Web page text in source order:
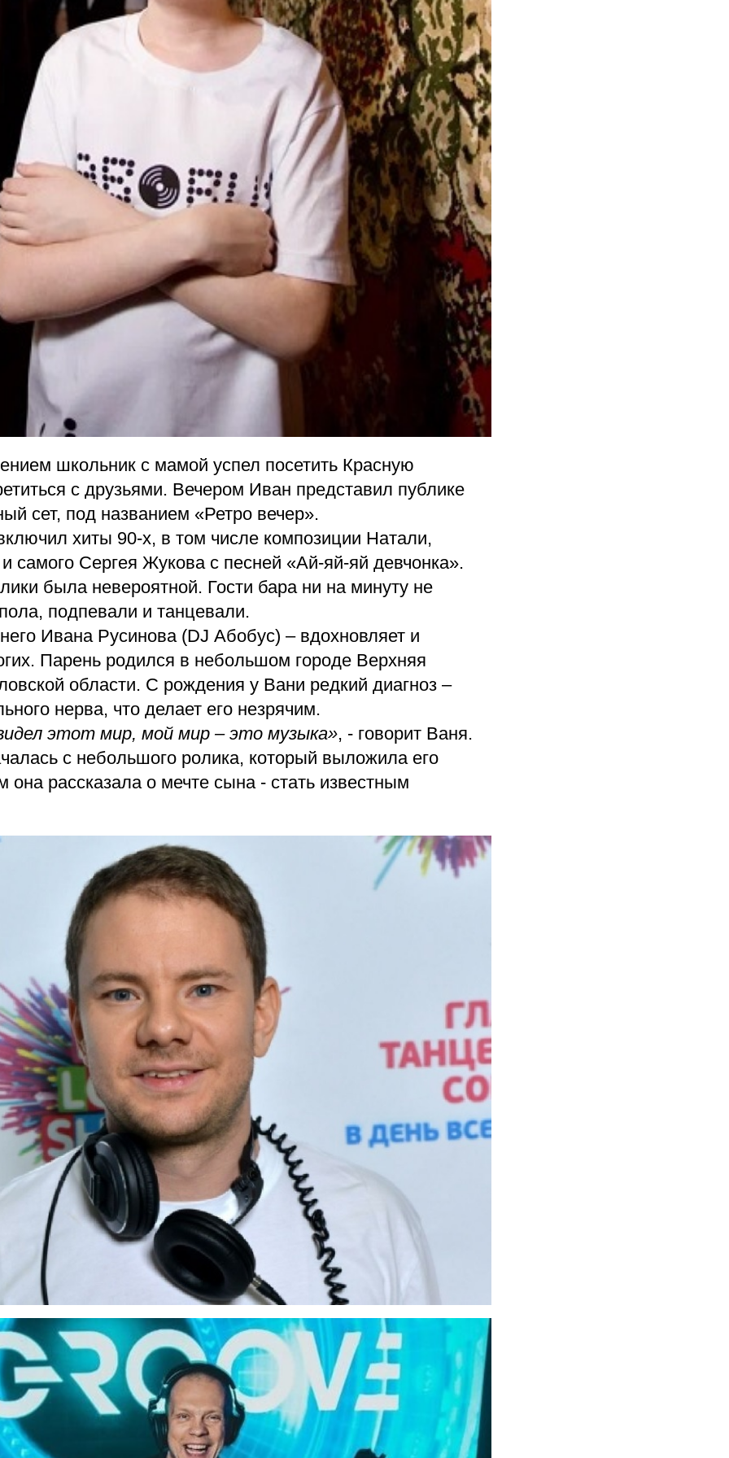
школьник с мамой успел посетить Красную
с друзьями. Вечером Иван представил публике
сет, под названием «Ретро вечер».
хиты 90-х, в том числе композиции Натали,
самого Сергея Жукова с песней «Ай-яй-яй девчонка».
была невероятной. Гости бара ни на минуту не
подпевали и танцевали.
Ивана Русинова (DJ Абобус) – вдохновляет и
Парень родился в небольшом городе Верхняя
области. С рождения у Вани редкий диагноз –
нерва, что делает его незрячим.
этот мир, мой мир – это музыка», - говорит Ваня.
с небольшого ролика, который выложила его
она рассказала о мечте сына - стать известным